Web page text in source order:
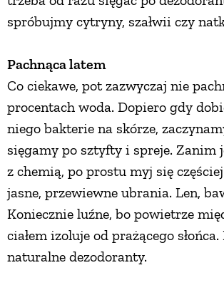
spróbujmy cytryny, szałwii czy
Pachnąca latem
Co ciekawe, pot zazwyczaj nie
procentach woda. Dopiero gdy
niego bakterie na skórze,
sięgamy po sztyfty i spreje. Zanim
z chemią, po prostu myj się
jasne, przewiewne ubrania. Len,
Koniecznie luźne, bo powietrze
ciałem izoluje od prażącego
naturalne dezodoranty.
RĘKODZIEŁO
RZEMIOSŁO
ZWYCZAJE
ZRÓB TO SAM
PRZEPISY